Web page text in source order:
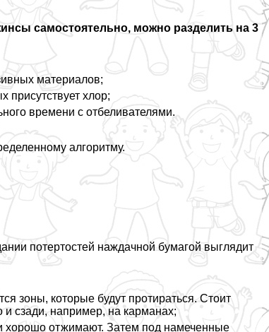
самостоятельно, можно разделить на 3
материалов;
присутствует хлор;
времени с отбеливателями.
алгоритму.
потертостей наждачной бумагой выглядит
зоны, которые будут протираться. Стоит
и сзади, например, на карманах;
хорошо отжимают. Затем под намеченные